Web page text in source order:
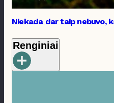
Niekada dar taip nebuvo,
Renginiai